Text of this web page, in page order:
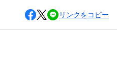
リンクをコピー